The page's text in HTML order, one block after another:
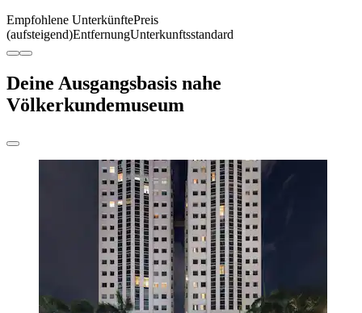
Empfohlene UnterkünftePreis
(aufsteigend)EntfernungUnterkunftsstandard
Deine Ausgangsbasis nahe
Völkerkundemuseum